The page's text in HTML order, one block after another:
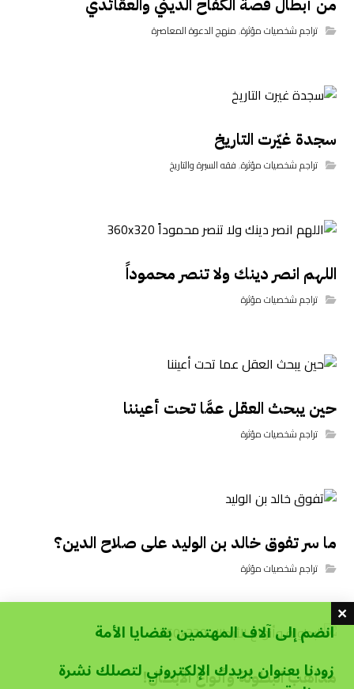
من أبطال قصة الكفاح الديني والعقائدي
تراجم شخصيات مؤثرة,منهج الدعوة المعاصرة
سجدة غيّرت التاريخ
تراجم شخصيات مؤثرة,فقه السيرة والتاريخ
اللهم انصر دينك ولا تنصر محموداً
تراجم شخصيات مؤثرة
حين يبحث العقل عمَّا تحت أعيننا
تراجم شخصيات مؤثرة
ما سر تفوق خالد بن الوليد على صلاح الدين؟
تراجم شخصيات مؤثرة
مذاهب البطولة وأنواع الأبطال!
انضم إلى آلاف المهتمين بقضايا الأمة
زودنا بعنوان بريدك الإلكتروني لتصلك نشرة